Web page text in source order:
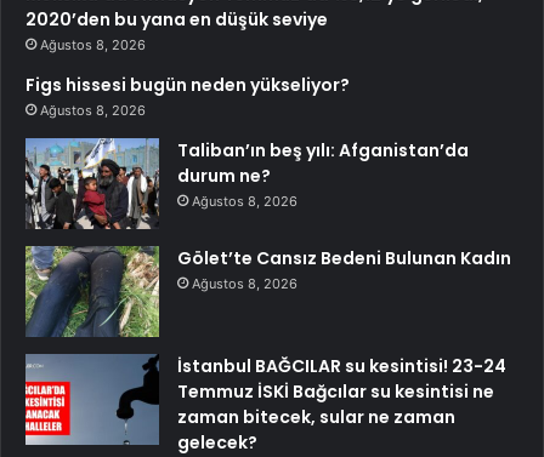
2020’den bu yana en düşük seviye
Ağustos 8, 2026
Figs hissesi bugün neden yükseliyor?
Ağustos 8, 2026
Taliban’ın beş yılı: Afganistan’da
durum ne?
Ağustos 8, 2026
Gölet’te Cansız Bedeni Bulunan Kadın
Ağustos 8, 2026
İstanbul BAĞCILAR su kesintisi! 23-24
Temmuz İSKİ Bağcılar su kesintisi ne
zaman bitecek, sular ne zaman
gelecek?